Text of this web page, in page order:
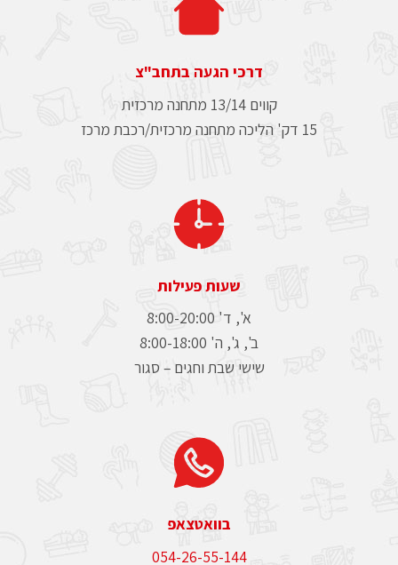
דרכי הגעה בתחב"צ
קווים 13/14 מתחנה מרכזית
15 דק' הליכה מתחנה מרכזית/רכבת מרכז
שעות פעילות
א', ד' 8:00-20:00
ב', ג', ה' 8:00-18:00
שישי שבת וחגים – סגור
בוואטצאפ
054-26-55-144